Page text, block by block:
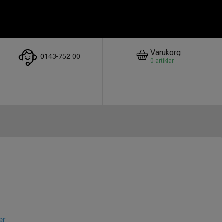
0143-752 00 Varukorg
0 artiklar